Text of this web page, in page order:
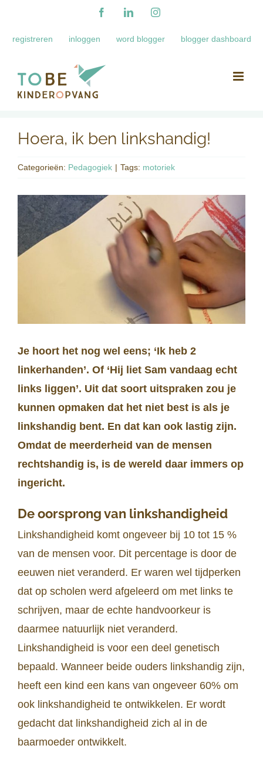
inhoud
FacebookLinkedInInstagram
registreren inloggen word blogger blogger dashboard
Hoera, ik ben linkshandig!
Categorieën: Pedagogiek | Tags: motoriek
Je hoort het nog wel eens; ‘Ik heb 2
linkerhanden’. Of ‘Hij liet Sam vandaag echt
links liggen’. Uit dat soort uitspraken zou je
kunnen opmaken dat het niet best is als je
linkshandig bent. En dat kan ook lastig zijn.
Omdat de meerderheid van de mensen
rechtshandig is, is de wereld daar immers op
ingericht.
De oorsprong van linkshandigheid
Linkshandigheid komt ongeveer bij 10 tot 15 %
van de mensen voor. Dit percentage is door de
eeuwen niet veranderd. Er waren wel tijdperken
dat op scholen werd afgeleerd om met links te
schrijven, maar de echte handvoorkeur is
daarmee natuurlijk niet veranderd.
Linkshandigheid is voor een deel genetisch
bepaald. Wanneer beide ouders linkshandig zijn,
heeft een kind een kans van ongeveer 60% om
ook linkshandigheid te ontwikkelen. Er wordt
gedacht dat linkshandigheid zich al in de
baarmoeder ontwikkelt.